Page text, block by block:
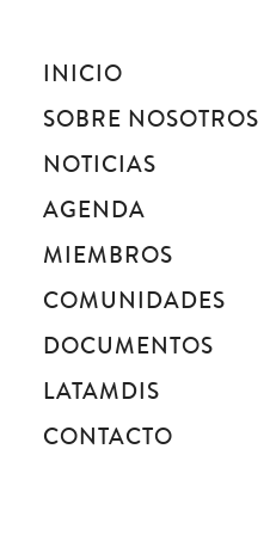
INICIO
SOBRE NOSOTROS
NOTICIAS
AGENDA
MIEMBROS
COMUNIDADES
DOCUMENTOS
LATAMDIS
CONTACTO